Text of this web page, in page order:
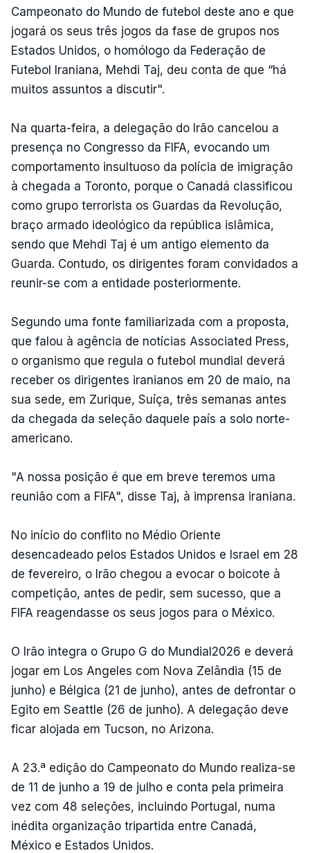
Campeonato do Mundo de futebol deste ano e que
jogará os seus três jogos da fase de grupos nos
Estados Unidos, o homólogo da Federação de
Futebol Iraniana, Mehdi Taj, deu conta de que “há
muitos assuntos a discutir".
Na quarta-feira, a delegação do Irão cancelou a
presença no Congresso da FIFA, evocando um
comportamento insultuoso da polícia de imigração
à chegada a Toronto, porque o Canadá classificou
como grupo terrorista os Guardas da Revolução,
braço armado ideológico da república islâmica,
sendo que Mehdi Taj é um antigo elemento da
Guarda. Contudo, os dirigentes foram convidados a
reunir-se com a entidade posteriormente.
Segundo uma fonte familiarizada com a proposta,
que falou à agência de notícias Associated Press,
o organismo que regula o futebol mundial deverá
receber os dirigentes iranianos em 20 de maio, na
sua sede, em Zurique, Suíça, três semanas antes
da chegada da seleção daquele país a solo norte-
americano.
"A nossa posição é que em breve teremos uma
reunião com a FIFA", disse Taj, à imprensa iraniana.
No início do conflito no Médio Oriente
desencadeado pelos Estados Unidos e Israel em 28
de fevereiro, o Irão chegou a evocar o boicote à
competição, antes de pedir, sem sucesso, que a
FIFA reagendasse os seus jogos para o México.
O Irão integra o Grupo G do Mundial2026 e deverá
jogar em Los Angeles com Nova Zelândia (15 de
junho) e Bélgica (21 de junho), antes de defrontar o
Egito em Seattle (26 de junho). A delegação deve
ficar alojada em Tucson, no Arizona.
A 23.ª edição do Campeonato do Mundo realiza-se
de 11 de junho a 19 de julho e conta pela primeira
vez com 48 seleções, incluindo Portugal, numa
inédita organização tripartida entre Canadá,
México e Estados Unidos.